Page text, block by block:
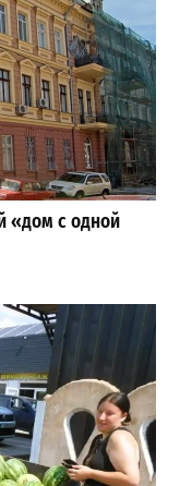
«дом с одной